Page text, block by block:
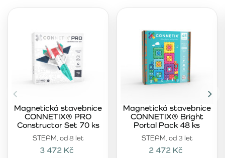
STEAM, od 8 let
Magnetická stavebnice
CONNETIX® PRO
Constructor Set 70 ks
3 472 Kč
STEAM, od 3 let
Magnetická stavebnice
CONNETIX® Bright
Portal Pack 48 ks
2 472 Kč